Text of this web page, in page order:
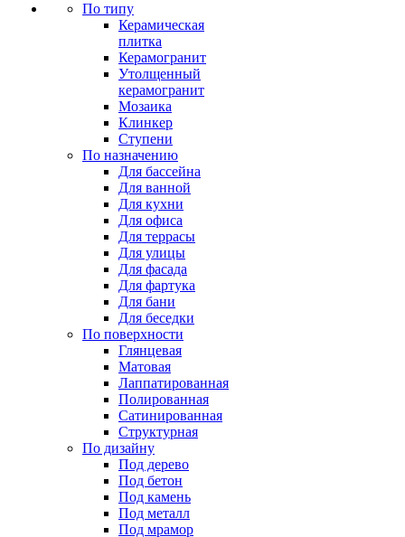
По типу
Керамическая
плитка
Керамогранит
Утолщенный
керамогранит
Мозаика
Клинкер
Ступени
По назначению
Для бассейна
Для ванной
Для кухни
Для офиса
Для террасы
Для улицы
Для фасада
Для фартука
Для бани
Для беседки
По поверхности
Глянцевая
Матовая
Лаппатированная
Полированная
Сатинированная
Структурная
По дизайну
Под дерево
Под бетон
Под камень
Под металл
Под мрамор